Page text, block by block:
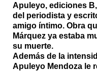
Apuleyo, ediciones
del periodista y
amigo íntimo. Obra
Márquez ya estaba
su muerte.
Además de la
Apuleyo Mendoza le